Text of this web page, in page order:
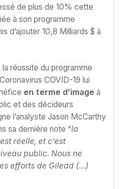
de plus de 10% cette
à son programme
d’ajouter 10,8 Milliards $ à
réussite du programme
COVID-19 lui
en terme d’image à
et des décideurs
l’analyste Jason McCarthy
sa dernière note “la
réelle, et c’est
public. Nous ne
efforts de Gilead (…)